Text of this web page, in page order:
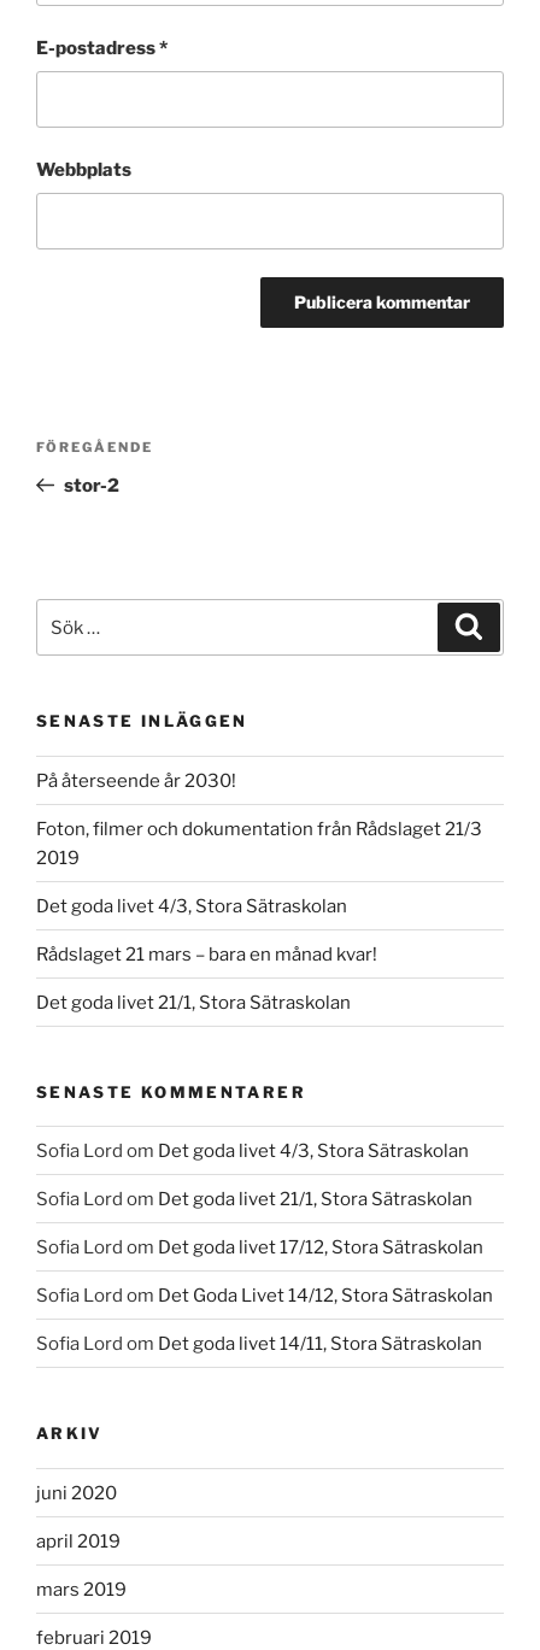
E-postadress*
Webbplats
Inläggsnavigering
Föregående
inlägg
FÖREGÅENDE
stor-2
efter:
SENASTE INLÄGGEN
På återseende år 2030!
Foton, filmer och dokumentation från Rådslaget 21/3
2019
Det goda livet 4/3, Stora Sätraskolan
Rådslaget 21 mars – bara en månad kvar!
Det goda livet 21/1, Stora Sätraskolan
SENASTE KOMMENTARER
Sofia Lord om Det goda livet 4/3, Stora Sätraskolan
Sofia Lord om Det goda livet 21/1, Stora Sätraskolan
Sofia Lord om Det goda livet 17/12, Stora Sätraskolan
Sofia Lord om Det Goda Livet 14/12, Stora Sätraskolan
Sofia Lord om Det goda livet 14/11, Stora Sätraskolan
ARKIV
juni 2020
april 2019
mars 2019
februari 2019